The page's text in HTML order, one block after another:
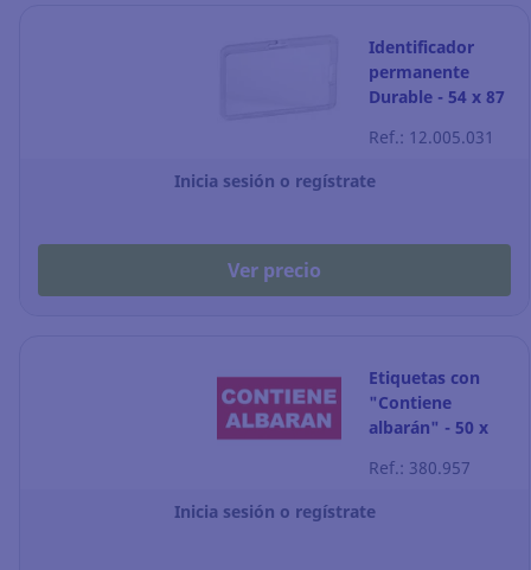
Identificador
permanente
Durable - 54 x 87
transparente -
Ref.: 12.005.031
Inicia sesión o regístrate
Ver precio
Etiquetas con
"Contiene
albarán" - 50 x
blanco - Rollo de
Ref.: 380.957
Inicia sesión o regístrate